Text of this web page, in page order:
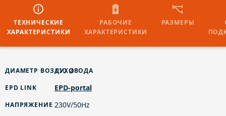
ТЕХНИЧЕСКИЕ
ХАРАКТЕРИСТИКИ
РАБОЧИЕ
ХАРАКТЕРИСТИКИ
РАЗМЕРЫ
ДИАМЕТР ВОЗДУХОВОДА
110 Ø
EPD LINK EPD-portal
НАПРЯЖЕНИЕ 230V/50Hz